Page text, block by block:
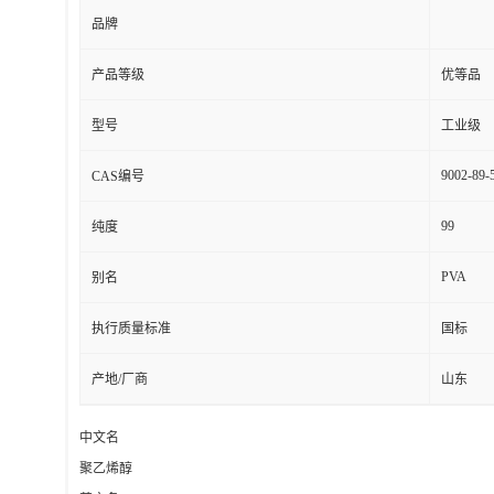
品牌
产品等级 优等品
型号 工业级
CAS编号 9002-89-
纯度 99
别名 PVA
执行质量标准 国标
产地/厂商 山东
中文名
聚乙烯醇